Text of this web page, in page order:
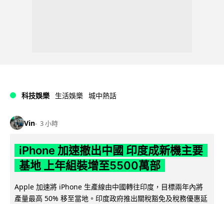
科技娛樂 生活娛樂 城中熱話
Vin 3 小時
iPhone 加速撤出中國 印度成新機主要
基地 上年組裝增至5500萬部
Apple 加速將 iPhone 生產線由中國轉往印度，目標兩年內將
產量最高 50% 移至當地。印度政府推出關稅豁免及稅務優惠延